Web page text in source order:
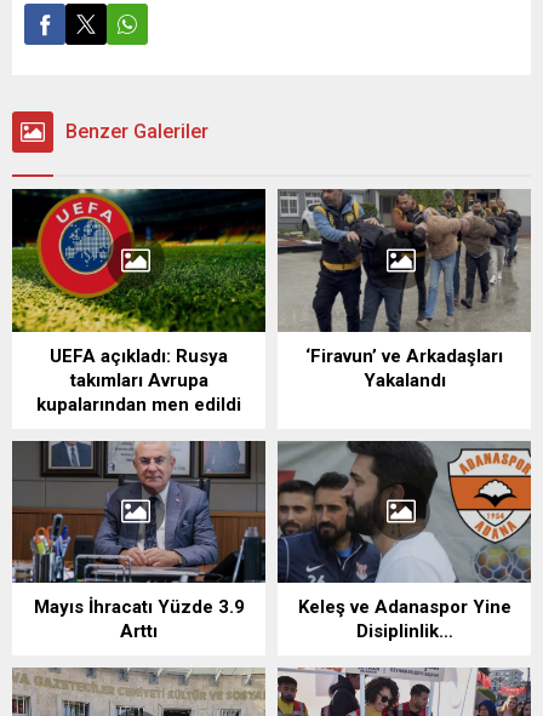
Benzer Galeriler
UEFA açıkladı: Rusya
takımları Avrupa
kupalarından men edildi
‘Firavun’ ve Arkadaşları
Yakalandı
Mayıs İhracatı Yüzde 3.9
Arttı
Keleş ve Adanaspor Yine
Disiplinlik…